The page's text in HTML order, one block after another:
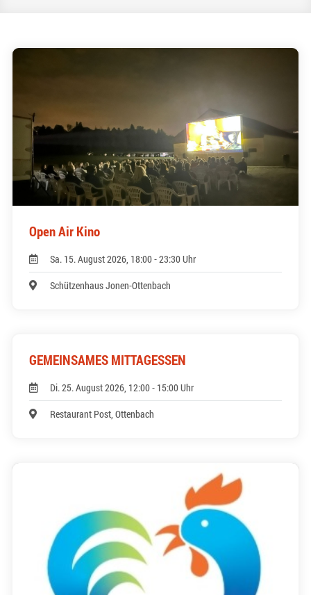
Open Air Kino
Sa. 15. August 2026, 18:00 - 23:30 Uhr
Schützenhaus Jonen-Ottenbach
GEMEINSAMES MITTAGESSEN
Di. 25. August 2026, 12:00 - 15:00 Uhr
Restaurant Post, Ottenbach